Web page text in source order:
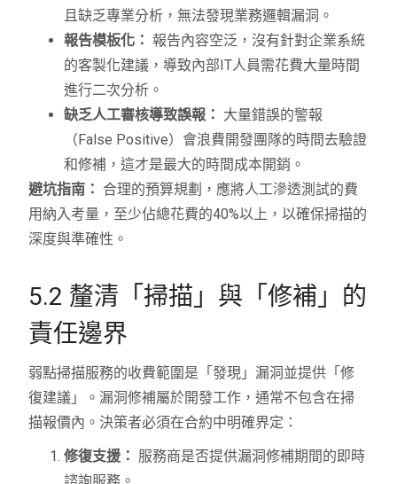
且缺乏專業分析，無法發現業務邏輯漏洞。
報告模板化： 報告內容空泛，沒有針對企業系統
的客製化建議，導致內部IT人員需花費大量時間
進行二次分析。
缺乏人工審核導致誤報： 大量錯誤的警報
（False Positive）會浪費開發團隊的時間去驗證
和修補，這才是最大的時間成本開銷。
避坑指南： 合理的預算規劃，應將人工滲透測試的費
用納入考量，至少佔總花費的40%以上，以確保掃描的
深度與準確性。
5.2 釐清「掃描」與「修補」的
責任邊界
弱點掃描服務的收費範圍是「發現」漏洞並提供「修
復建議」。漏洞修補屬於開發工作，通常不包含在掃
描報價內。決策者必須在合約中明確界定：
修復支援： 服務商是否提供漏洞修補期間的即時